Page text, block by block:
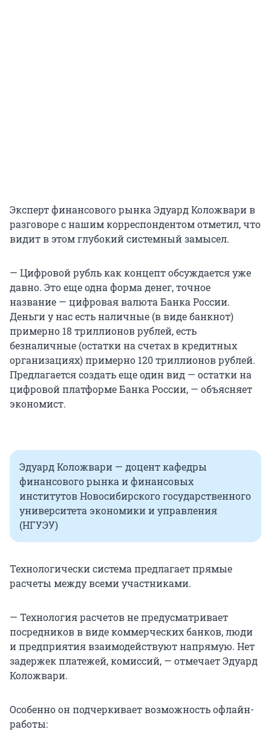
Эксперт финансового рынка Эдуард Коложвари в
разговоре с нашим корреспондентом отметил, что
видит в этом глубокий системный замысел.
— Цифровой рубль как концепт обсуждается уже
давно. Это еще одна форма денег, точное
название — цифровая валюта Банка России.
Деньги у нас есть наличные (в виде банкнот)
примерно 18 триллионов рублей, есть
безналичные (остатки на счетах в кредитных
организациях) примерно 120 триллионов рублей.
Предлагается создать еще один вид — остатки на
цифровой платформе Банка России, — объясняет
экономист.
Эдуард Коложвари — доцент кафедры
финансового рынка и финансовых
институтов Новосибирского государственного
университета экономики и управления
(НГУЭУ)
Технологически система предлагает прямые
расчеты между всеми участниками.
— Технология расчетов не предусматривает
посредников в виде коммерческих банков, люди
и предприятия взаимодействуют напрямую. Нет
задержек платежей, комиссий, — отмечает Эдуард
Коложвари.
Особенно он подчеркивает возможность офлайн-
работы: